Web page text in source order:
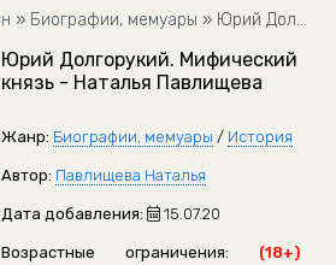
» Биографии, мемуары » Юрий Долгорукий. Мифический князь - Наталья Павлищева
Юрий Долгорукий. Мифический
князь - Наталья Павлищева
Жанр: Биографии, мемуары / История
Автор: Павлищева Наталья
Дата добавления: 15.07.20
Возрастные ограничения:
(18+)